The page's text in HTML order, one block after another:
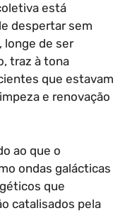
está
despertar sem
longe de ser
traz à tona
que estavam
e renovação
ao que o
ondas galácticas
que
catalisados pela